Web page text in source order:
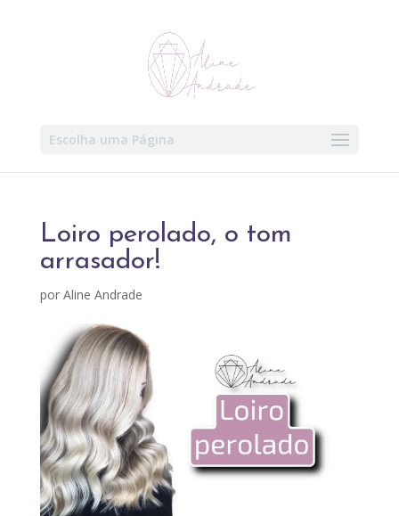
Escolha uma Página
Loiro perolado, o tom
arrasador!
por Aline Andrade